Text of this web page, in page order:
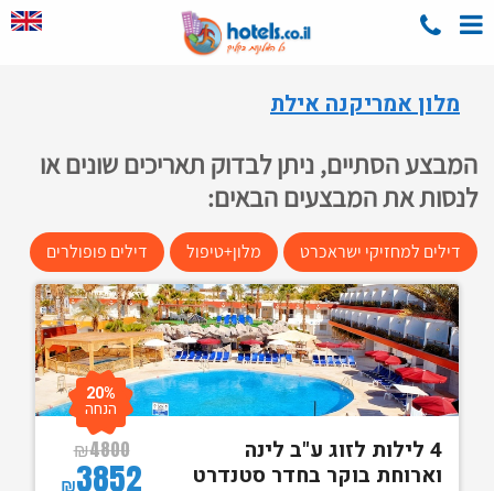
מלון אמריקנה אילת
המבצע הסתיים, ניתן לבדוק תאריכים שונים או
לנסות את המבצעים הבאים:
דילים למחזיקי ישראכרט מלון+טיפול דילים פופולרים
4 לילות לזוג ע"ב לינה
וארוחת בוקר בחדר סטנדרט
₪4800
₪3852
20%
הנחה